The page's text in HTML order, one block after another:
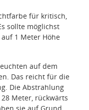
für kritisch,
sollte möglichst
1 Meter Höhe
auf dem
Das reicht für die
Die Abstrahlung
Meter, rückwärts